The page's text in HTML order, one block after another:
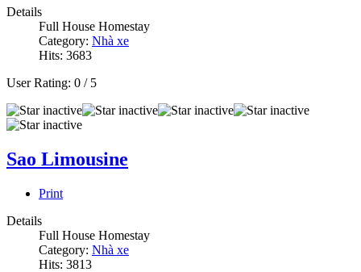
Details
Full House Homestay
Category: Nhà xe
Hits: 3683
User Rating: 0 / 5
Sao Limousine
Print
Details
Full House Homestay
Category: Nhà xe
Hits: 3813